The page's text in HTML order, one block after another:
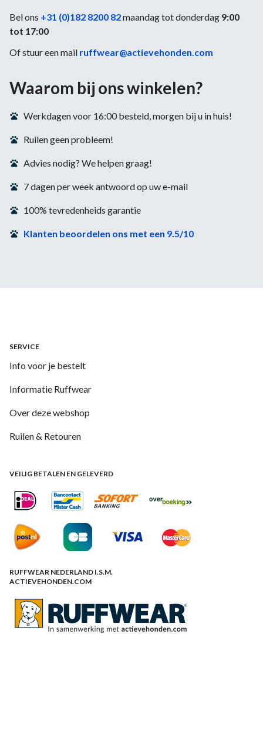
Bel ons +31 (0)182 8200 82maandag tot donderdag 9:00
tot 17:00
Of stuur een mail ruffwear@actievehonden.com
Waarom bij ons winkelen?
Werkdagen voor 16:00 besteld, morgen bij u in huis!
Ruilen geen probleem!
Advies nodig? We helpen graag!
7 dagen per week antwoord op uw e-mail
100% tevredenheids garantie
Klanten beoordelen ons met een 9.5/10
SERVICE
Info voor je bestelt
Informatie Ruffwear
Over deze webshop
Ruilen & Retouren
VEILIG BETALEN EN GELEVERD
RUFFWEAR NEDERLAND I.S.M.
ACTIEVEHONDEN.COM